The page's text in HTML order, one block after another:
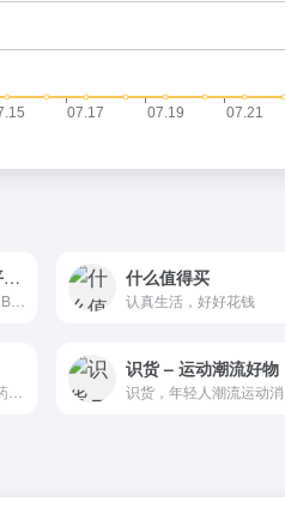
阿里巴巴 – 全球领先的采购批发平台、批发网！ 什么值得买
认真生活，好好花钱
识货 – 运动潮流好